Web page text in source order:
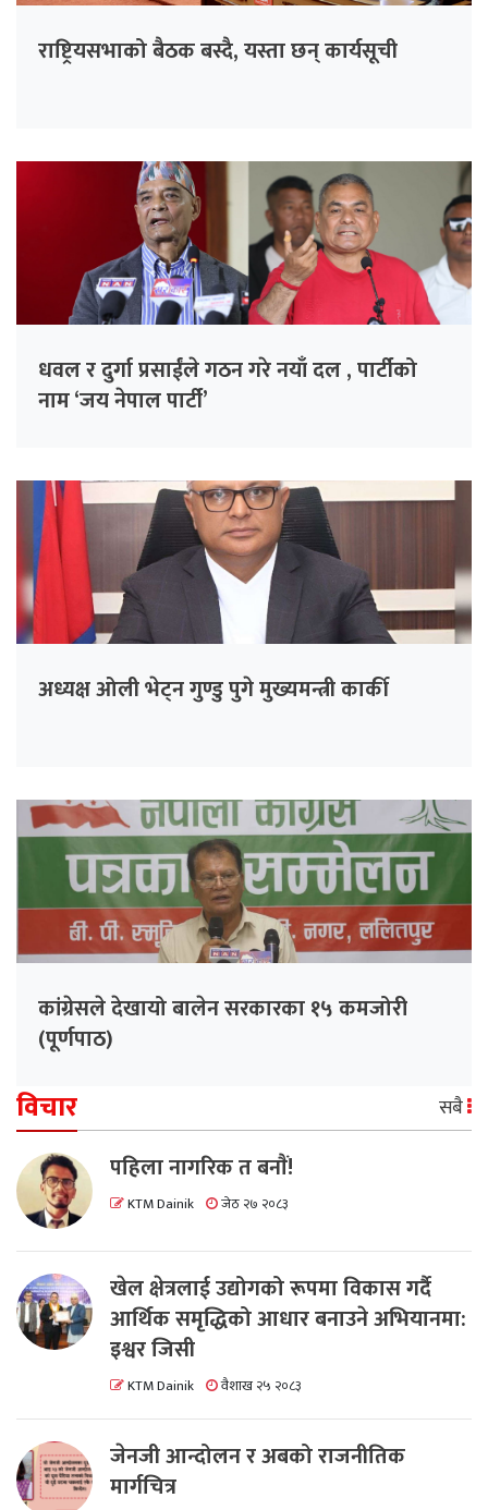
राष्ट्रियसभाको बैठक बस्दै, यस्ता छन् कार्यसूची
धवल र दुर्गा प्रसाईंले गठन गरे नयाँ दल , पार्टीको
नाम ‘जय नेपाल पार्टी’
अध्यक्ष ओली भेट्न गुण्डु पुगे मुख्यमन्त्री कार्की
कांग्रेसले देखायो बालेन सरकारका १५ कमजोरी
(पूर्णपाठ)
विचार सबै
पहिला नागरिक त बनाैं!
KTM Dainik जेठ २७ २०८३
खेल क्षेत्रलाई उद्योगको रूपमा विकास गर्दै
आर्थिक समृद्धिको आधार बनाउने अभियानमा:
इश्वर जिसी
KTM Dainik वैशाख २५ २०८३
जेनजी आन्दोलन र अबको राजनीतिक
मार्गचित्र